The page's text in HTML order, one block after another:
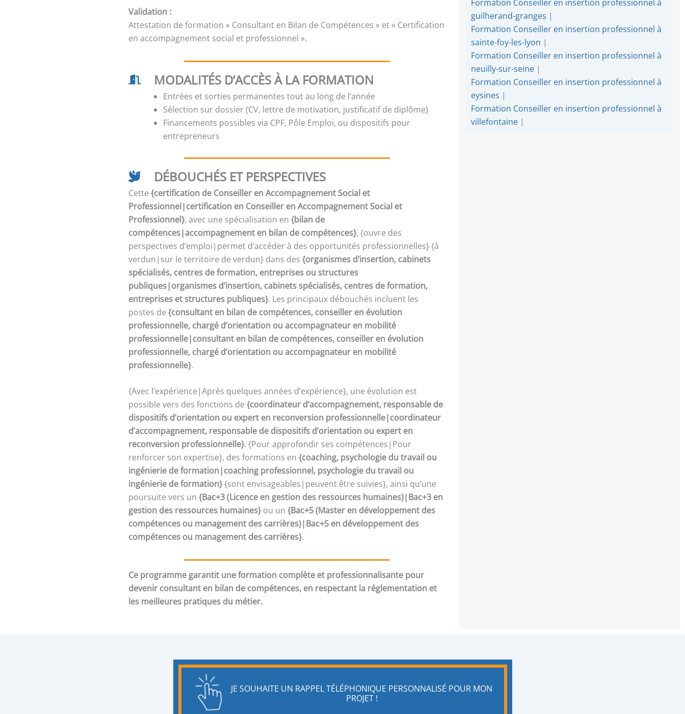
Validation :
Attestation de formation « Consultant en Bilan de Compétences » et « Certification
en accompagnement social et professionnel ».
MODALITÉS D’ACCÈS À LA FORMATION
Entrées et sorties permanentes tout au long de l’année
Sélection sur dossier (CV, lettre de motivation, justificatif de diplôme)
Financements possibles via CPF, Pôle Emploi, ou dispositifs pour
entrepreneurs
DÉBOUCHÉS ET PERSPECTIVES
Cette{certification de Conseiller en Accompagnement Social et
Professionnel|certification en Conseiller en Accompagnement Social et
Professionnel}, avec une spécialisation en{bilan de
compétences|accompagnement en bilan de compétences}, {ouvre des
perspectives d’emploi|permet d’accéder à des opportunités professionnelles} {à
verdun|sur le territoire de verdun} dans des{organismes d’insertion, cabinets
spécialisés, centres de formation, entreprises ou structures
publiques|organismes d’insertion, cabinets spécialisés, centres de formation,
entreprises et structures publiques}. Les principaux débouchés incluent les
postes de{consultant en bilan de compétences, conseiller en évolution
professionnelle, chargé d’orientation ou accompagnateur en mobilité
professionnelle|consultant en bilan de compétences, conseiller en évolution
professionnelle, chargé d’orientation ou accompagnateur en mobilité
professionnelle}.
{Avec l’expérience|Après quelques années d’expérience}, une évolution est
possible vers des fonctions de{coordinateur d’accompagnement, responsable de
dispositifs d’orientation ou expert en reconversion professionnelle|coordinateur
d’accompagnement, responsable de dispositifs d’orientation ou expert en
reconversion professionnelle}. {Pour approfondir ses compétences|Pour
renforcer son expertise}, des formations en{coaching, psychologie du travail ou
ingénierie de formation|coaching professionnel, psychologie du travail ou
ingénierie de formation}{sont envisageables|peuvent être suivies}, ainsi qu’une
poursuite vers un{Bac+3 (Licence en gestion des ressources humaines)|Bac+3 en
gestion des ressources humaines}ou un{Bac+5 (Master en développement des
compétences ou management des carrières)|Bac+5 en développement des
compétences ou management des carrières}.
Ce programme garantit une formation complète et professionnalisante pour
devenir consultant en bilan de compétences, en respectant la réglementation et
les meilleures pratiques du métier.
Formation Conseiller en insertion professionnel à
guilherand-granges |
Formation Conseiller en insertion professionnel à
sainte-foy-les-lyon |
Formation Conseiller en insertion professionnel à
neuilly-sur-seine |
Formation Conseiller en insertion professionnel à
eysines |
Formation Conseiller en insertion professionnel à
villefontaine |
JE SOUHAITE UN RAPPEL TÉLÉPHONIQUE PERSONNALISÉ POUR MON
PROJET !